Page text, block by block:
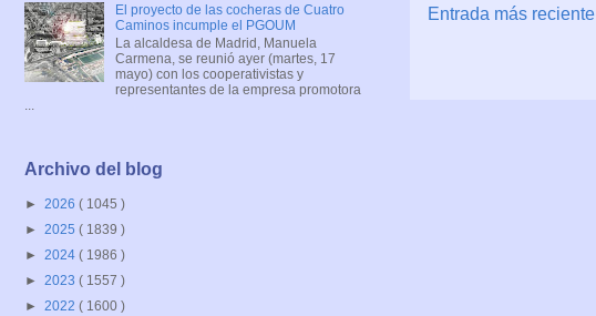
Entrada más reciente
El proyecto de las cocheras de Cuatro
Caminos incumple el PGOUM
La alcaldesa de Madrid, Manuela
Carmena, se reunió ayer (martes, 17
mayo) con los cooperativistas y
representantes de la empresa promotora
...
Archivo del blog
► 2026 ( 1045 )
► 2025 ( 1839 )
► 2024 ( 1986 )
► 2023 ( 1557 )
► 2022 ( 1600 )